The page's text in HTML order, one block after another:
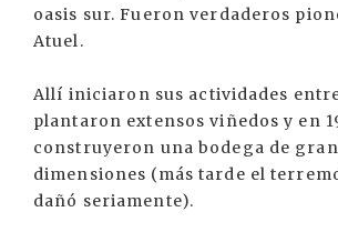
oasis sur. Fueron verdaderos
Atuel.
Allí iniciaron sus actividades entre
plantaron extensos viñedos y en
construyeron una bodega de
dimensiones (más tarde el
dañó seriamente).